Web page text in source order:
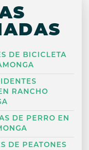
DE BICICLETA
RANCHO
DE PERRO EN
DE PEATONES